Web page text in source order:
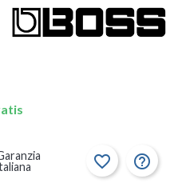
favorite_border help_outline